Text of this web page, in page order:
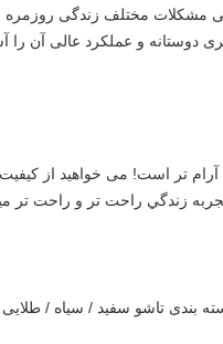
زندگي راحت تر و راحت